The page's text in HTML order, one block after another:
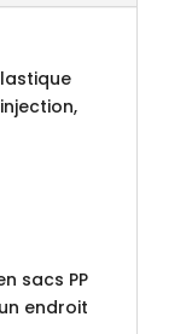
sacs PP
endroit